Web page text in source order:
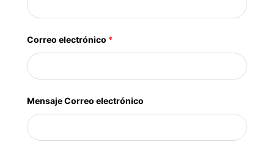
Correo electrónico *
Mensaje Correo electrónico